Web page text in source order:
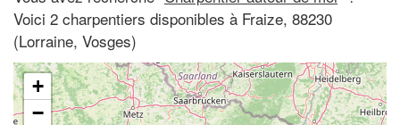
Voici 2 charpentiers disponibles à Fraize, 88230
(Lorraine, Vosges)
+
−